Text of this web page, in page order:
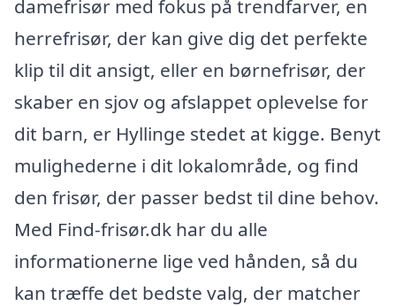
damefrisør med fokus på trendfarver, en
herrefrisør, der kan give dig det perfekte
klip til dit ansigt, eller en børnefrisør, der
skaber en sjov og afslappet oplevelse for
dit barn, er Hyllinge stedet at kigge. Benyt
mulighederne i dit lokalområde, og find
den frisør, der passer bedst til dine behov.
Med Find-frisør.dk har du alle
informationerne lige ved hånden, så du
kan træffe det bedste valg, der matcher